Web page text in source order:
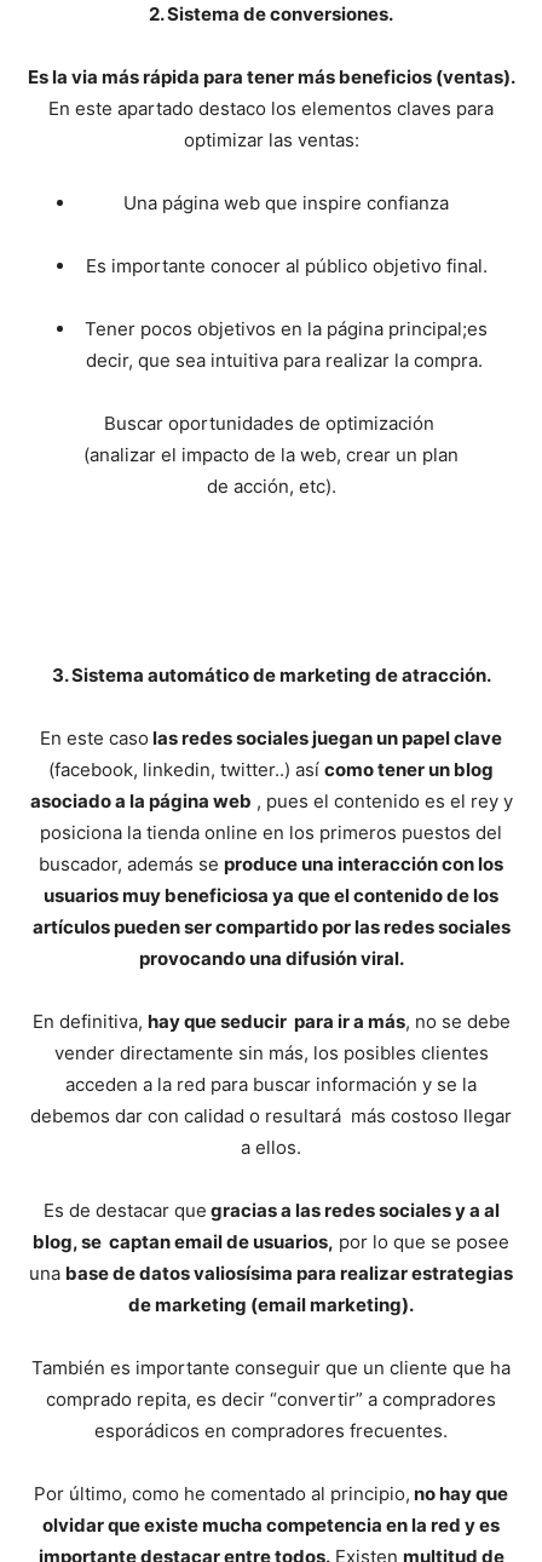
2. Sistema de conversiones.
Es la via más rápida para tener más beneficios (ventas).
En este apartado destaco los elementos claves para
optimizar las ventas:
Una página web que inspire confianza
Es importante conocer al público objetivo final.
Tener pocos objetivos en la página principal;es
decir, que sea intuitiva para realizar la compra.
Buscar oportunidades de optimización
(analizar el impacto de la web, crear un plan
de acción, etc).
3. Sistema automático de marketing de atracción.
En este caso las redes sociales juegan un papel clave
(facebook, linkedin, twitter..) así como tener un blog
asociado a la página web , pues el contenido es el rey y
posiciona la tienda online en los primeros puestos del
buscador, además se produce una interacción con los
usuarios muy beneficiosa ya que el contenido de los
artículos pueden ser compartido por las redes sociales
provocando una difusión viral.
En definitiva, hay que seducir para ir a más, no se debe
vender directamente sin más, los posibles clientes
acceden a la red para buscar información y se la
debemos dar con calidad o resultará más costoso llegar
a ellos.
Es de destacar que gracias a las redes sociales y a al
blog, se captan email de usuarios, por lo que se posee
una base de datos valiosísima para realizar estrategias
de marketing (email marketing).
También es importante conseguir que un cliente que ha
comprado repita, es decir “convertir” a compradores
esporádicos en compradores frecuentes.
Por último, como he comentado al principio, no hay que
olvidar que existe mucha competencia en la red y es
importante destacar entre todos.Existen multitud de